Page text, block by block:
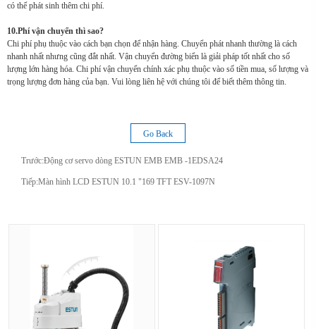
có thể phát sinh thêm chi phí.
10.Phí vận chuyển thì sao?
Chi phí phụ thuộc vào cách bạn chọn để nhận hàng. Chuyển phát nhanh thường là cách
nhanh nhất nhưng cũng đắt nhất. Vận chuyển đường biển là giải pháp tốt nhất cho số
lượng lớn hàng hóa. Chi phí vận chuyển chính xác phụ thuộc vào số tiền mua, số lượng và
trọng lượng đơn hàng của bạn. Vui lòng liên hệ với chúng tôi để biết thêm thông tin.
Go Back
Trước:Động cơ servo dòng ESTUN EMB EMB -1EDSA24
Tiếp:Màn hình LCD ESTUN 10.1 "169 TFT ESV-1097N